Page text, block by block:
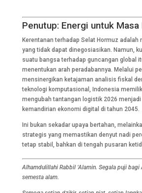
Penutup: Energi untuk Masa
Kerentanan terhadap Selat Hormuz adalah
yang tidak dapat dinegosiasikan. Namun,
suatu bangsa terhadap guncangan global
menentukan arah peradabannya. Melalui
mensinergikan ketajaman analisis fiskal
teknologi komputasional, Indonesia
mengubah tantangan logistik 2026
kemandirian ekonomi digital di tahun 2045.
Ini bukan sekadar upaya bertahan,
strategis yang memastikan denyut nadi
tetap stabil, bahkan di tengah pusaran
Alhamdulillahi Rabbil ‘Alamin. Segala puji bagi
semesta alam.